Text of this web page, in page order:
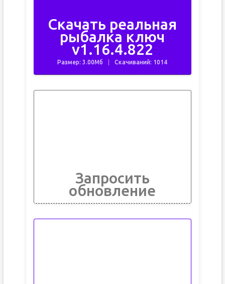
Скачать реальная
рыбалка ключ
v1.16.4.822
Размер: 3.00Мб Скачиваний: 1014
Запросить
обновление